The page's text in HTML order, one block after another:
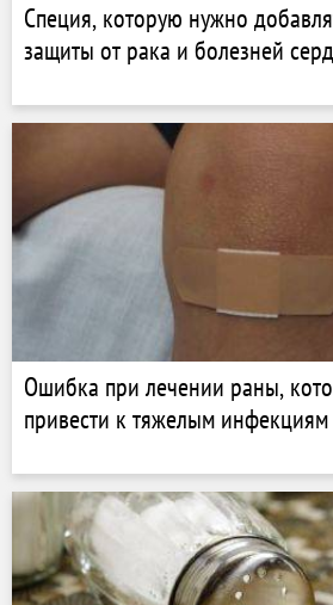
Специя, которую нужно
защиты от рака и болезней
Ошибка при лечении раны,
привести к тяжелым инфекциям